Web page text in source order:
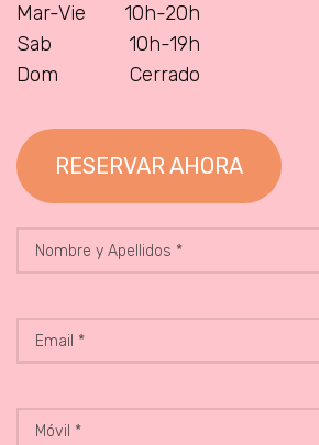
Mar-Vie 10h-20h
Sab 10h-19h
Dom Cerrado
RESERVAR AHORA
Nombre
y
(Obligatorio)
Email
*
(Obligatorio)
Móvil